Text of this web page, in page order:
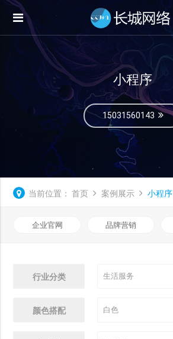
小程序
15031560143
当前位置： 首页 案例展示 小程序
企业官网 品牌营销
行业分类
颜色搭配